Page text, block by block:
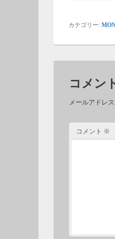
カテゴリー:
コメン
メールアドレ
コメント ※